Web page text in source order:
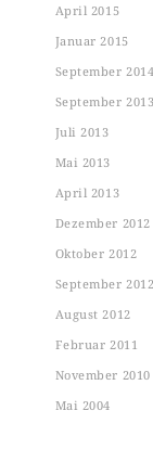
April 2015
Januar 2015
September
September
Juli 2013
Mai 2013
April 2013
Dezember 2012
Oktober 2012
September
August 2012
Februar 2011
November 2010
Mai 2004